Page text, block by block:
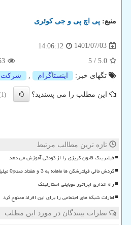
منبع: پی اچ پی و جی كوئری
1401/07/03
14:06:12
5.0
/
5
تگهای خبر:
اینستاگرام , شركت
این مطلب را می پسندید؟ (1)
تازه ترین مطالب مرتبط
فیلترینگ قانون گریزی را از کودکی آموزش می دهد
گردش مالی فیلترشکن ها ماهانه به 3 و هفتاد صدم0 میلیارد تومان رسید
راه اندازی اپراتور موبایلی استارلینک
امارات شبکه های اجتماعی را برای این افراد ممنوع کرد
نظرات بینندگان در مورد این مطلب